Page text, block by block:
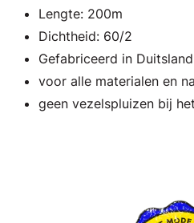
Lengte: 200m
Dichtheid: 60/2
Gefabriceerd in Duitsland
voor alle materialen en
geen vezelspluizen bij